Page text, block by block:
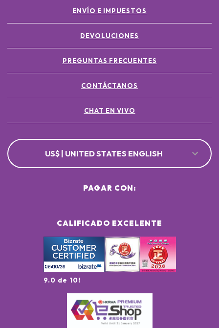
ENVÍO E IMPUESTOS
DEVOLUCIONES
PREGUNTAS FRECUENTES
CONTÁCTANOS
CHAT EN VIVO
US$ | UNITED STATES ENGLISH
CALIFICADO EXCELENTE
9.0 de 10!
PAGAR CON: